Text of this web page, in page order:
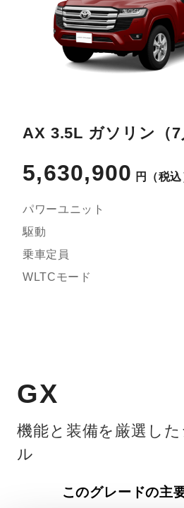
AX 3.5L ガソリン（7
5,630,900 円 （税込
パワーユニット
駆動
乗車定員
WLTCモード
GX
機能と装備を厳選し
ル
このグレードの主